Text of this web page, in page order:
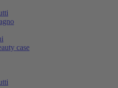
case